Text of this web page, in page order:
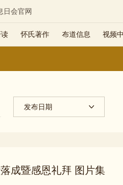
日会官网
怀氏著作 布道信息 视频
发布日期
成暨感恩礼拜 图片集